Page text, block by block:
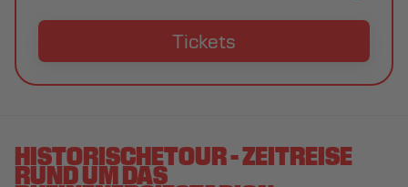
Tickets
HISTORISCHETOUR - ZEITREISE
RUND UM DAS